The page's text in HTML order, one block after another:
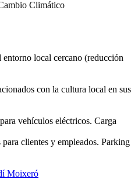
Carga
Parking